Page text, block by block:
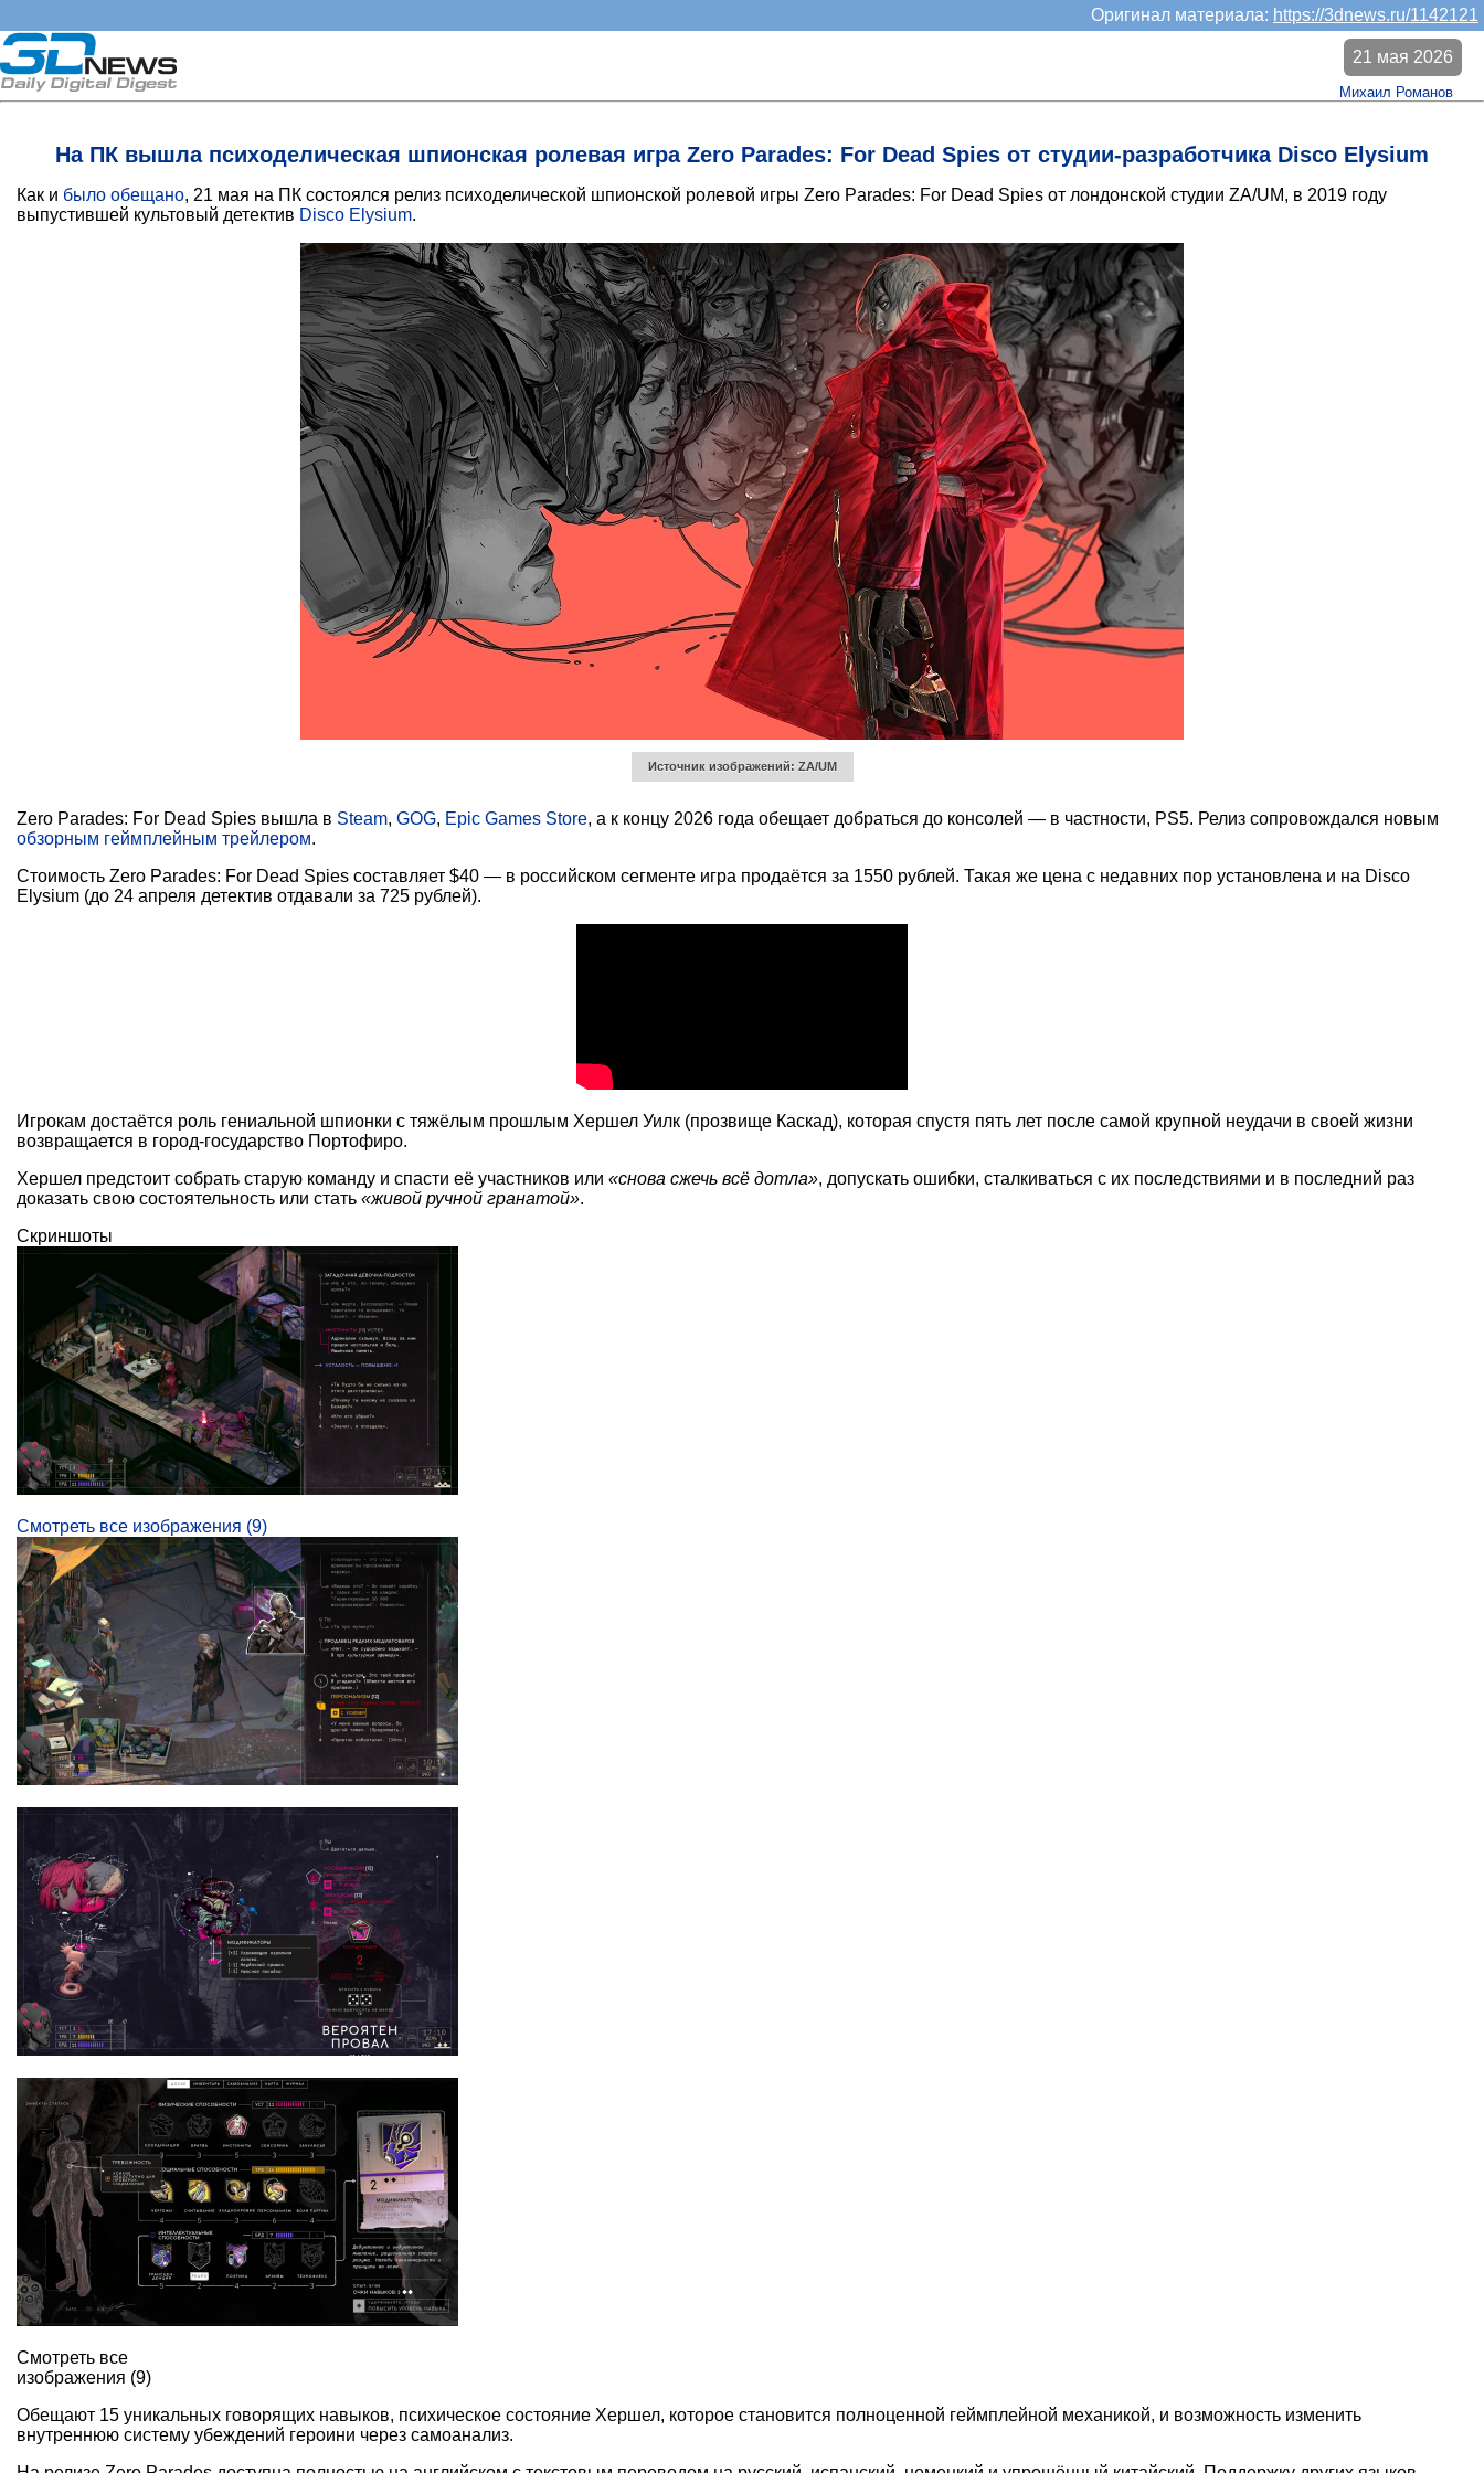
Оригинал материала: https://3dnews.ru/1142121
На ПК вышла психоделическая шпионская ролевая игра Zero Parades: For Dead Spies от студии-разработчика Disco Elysium
21 мая 2026
Михаил Романов
Как и было обещано, 21 мая на ПК состоялся релиз психоделической шпионской ролевой игры Zero Parades: For Dead Spies от лондонской студии ZA/UM, в 2019 году
выпустившей культовый детектив Disco Elysium.
Источник изображений: ZA/UM
Zero Parades: For Dead Spies вышла в Steam, GOG, Epic Games Store, а к концу 2026 года обещает добраться до консолей — в частности, PS5. Релиз сопровождался новым
обзорным геймплейным трейлером.
Стоимость Zero Parades: For Dead Spies составляет $40 — в российском сегменте игра продаётся за 1550 рублей. Такая же цена с недавних пор установлена и на Disco
Elysium (до 24 апреля детектив отдавали за 725 рублей).
Игрокам достаётся роль гениальной шпионки с тяжёлым прошлым Хершел Уилк (прозвище Каскад), которая спустя пять лет после самой крупной неудачи в своей жизни
возвращается в город-государство Портофиро.
Хершел предстоит собрать старую команду и спасти её участников или «снова сжечь всё дотла», допускать ошибки, сталкиваться с их последствиями и в последний раз
доказать свою состоятельность или стать «живой ручной гранатой».
Скриншоты
Смотреть все изображения (9)
Смотреть все
изображения (9)
Обещают 15 уникальных говорящих навыков, психическое состояние Хершел, которое становится полноценной геймплейной механикой, и возможность изменить
внутреннюю систему убеждений героини через самоанализ.